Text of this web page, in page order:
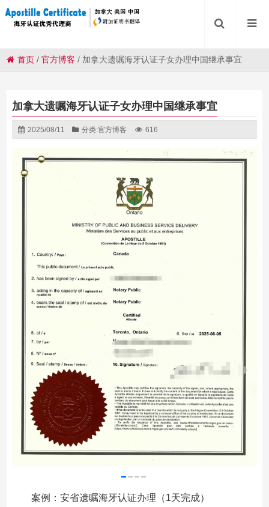
首页 /官方博客 / 加拿大遗嘱海牙认证子女办理中国继承事宜
加拿大遗嘱海牙认证子女办理中国继承事宜
2025/08/11 分类:官方博客 616
案例：安省遗嘱海牙认证办理（1天完成）